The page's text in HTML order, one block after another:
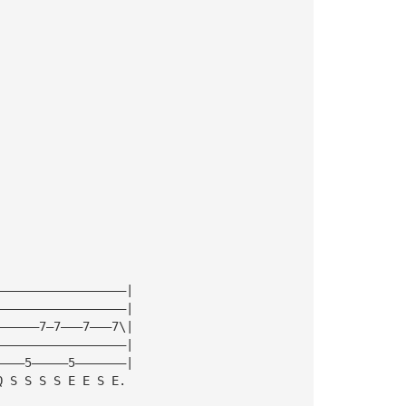
S S S S E E S E.